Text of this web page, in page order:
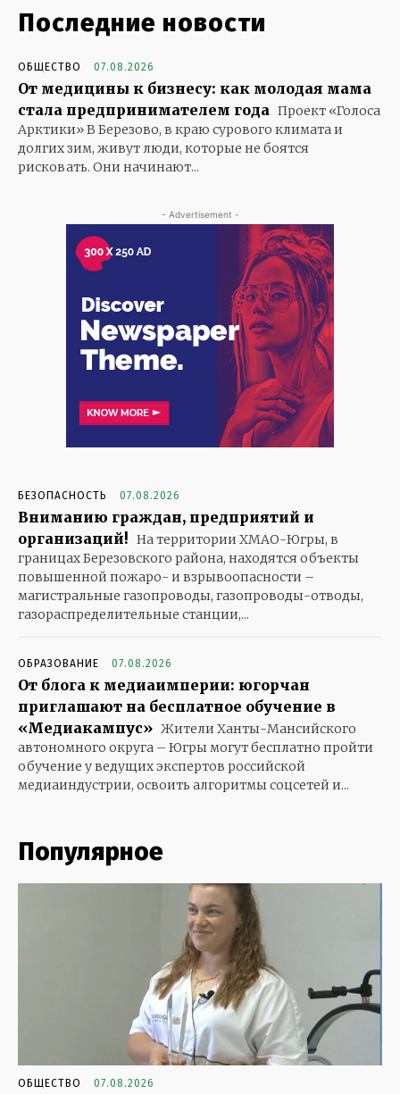
Последние новости
ОБЩЕСТВО 07.08.2026
От медицины к бизнесу: как молодая мама
стала предпринимателем года Проект «Голоса
Арктики» В Березово, в краю сурового климата и
долгих зим, живут люди, которые не боятся
рисковать. Они начинают...
- Advertisement -
БЕЗОПАСНОСТЬ 07.08.2026
Вниманию граждан, предприятий и
организаций! На территории ХМАО-Югры, в
границах Березовского района, находятся объекты
повышенной пожаро- и взрывоопасности –
магистральные газопроводы, газопроводы-отводы,
газораспределительные станции,...
ОБРАЗОВАНИЕ 07.08.2026
От блога к медиаимперии: югорчан
приглашают на бесплатное обучение в
«Медиакампус» Жители Ханты-Мансийского
автономного округа – Югры могут бесплатно пройти
обучение у ведущих экспертов российской
медиаиндустрии, освоить алгоритмы соцсетей и...
Популярное
ОБЩЕСТВО 07.08.2026